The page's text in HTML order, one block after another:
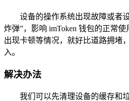
设备的操作系统出现故障或者
炸弹”，影响 imToken 钱包的正常
出现卡顿等情况，就好比道路拥堵
入。
解决办法
我们可以先清理设备的缓存和